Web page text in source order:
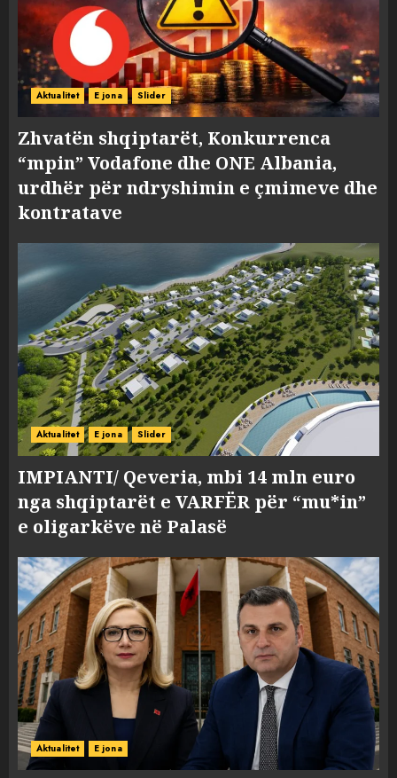
Aktualitet E jona Slider
Zhvatën shqiptarët, Konkurrenca
“mpin” Vodafone dhe ONE Albania,
urdhër për ndryshimin e çmimeve dhe
kontratave
Aktualitet E jona Slider
IMPIANTI/ Qeveria, mbi 14 mln euro
nga shqiptarët e VARFËR për “mu*in”
e oligarkëve në Palasë
Aktualitet E jona